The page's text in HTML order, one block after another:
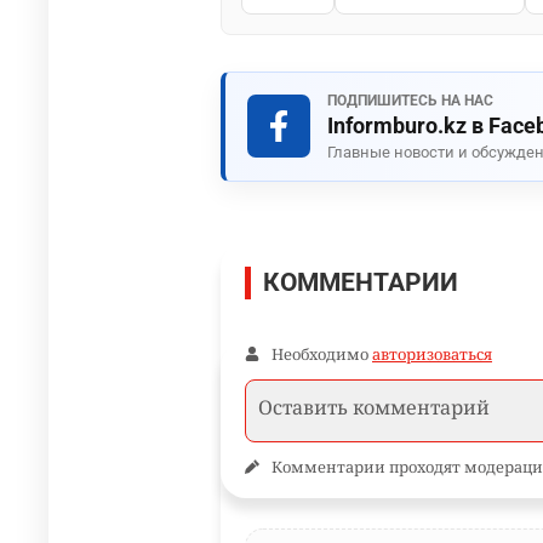
ПОДПИШИТЕСЬ НА НАС
Informburo.kz в
Главные новости и
КОММЕНТАРИИ
Необходимоавторизоваться
Комментарии проходят